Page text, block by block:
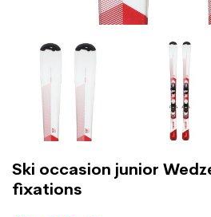
Ski occasion junior
fixations